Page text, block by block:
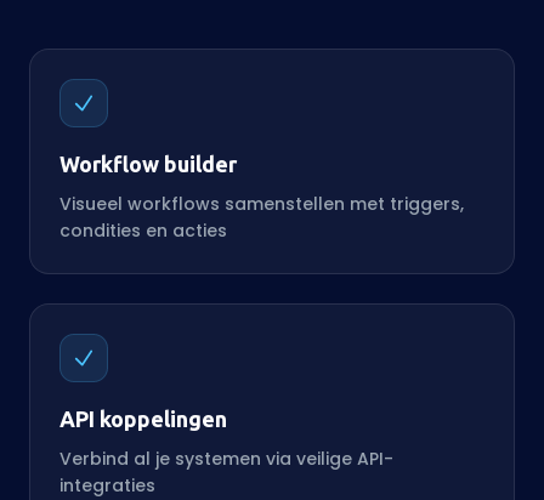
Workflow builder
Visueel workflows samenstellen met triggers,
condities en acties
API koppelingen
Verbind al je systemen via veilige API-
integraties